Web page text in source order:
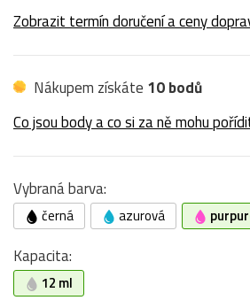
Zobrazit termín doručení a ceny
Nákupem získáte 10 bodů
Co jsou body a co si za ně mohu
Vybraná barva:
černá azurová
Kapacita:
12 ml